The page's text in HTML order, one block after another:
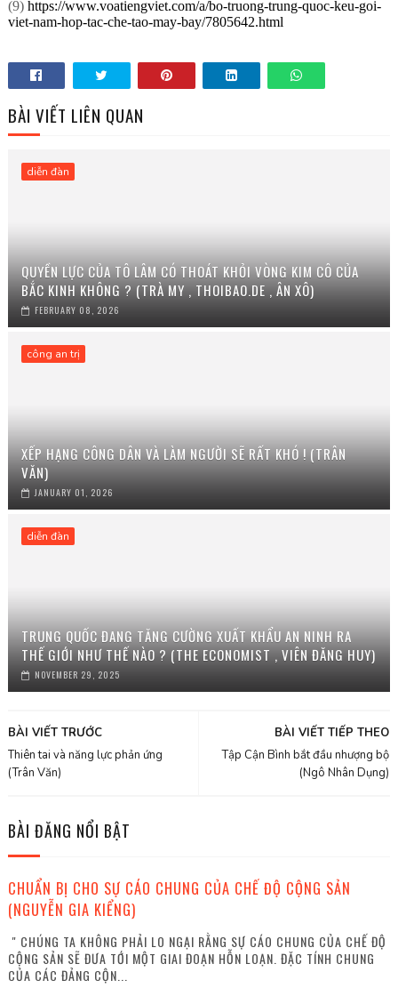
(9) https://www.voatiengviet.com/a/bo-truong-trung-quoc-keu-goi-
viet-nam-hop-tac-che-tao-may-bay/7805642.html
BÀI VIẾT LIÊN QUAN
diễn đàn
QUYỀN LỰC CỦA TÔ LÂM CÓ THOÁT KHỎI VÒNG KIM CÔ CỦA
BẮC KINH KHÔNG ? (TRÀ MY , THOIBAO.DE , ÂN XÔ)
FEBRUARY 08, 2026
công an trị
XẾP HẠNG CÔNG DÂN VÀ LÀM NGƯỜI SẼ RẤT KHÓ ! (TRÂN
VĂN)
JANUARY 01, 2026
diễn đàn
TRUNG QUỐC ĐANG TĂNG CƯỜNG XUẤT KHẨU AN NINH RA
THẾ GIỚI NHƯ THẾ NÀO ? (THE ECONOMIST , VIÊN ĐĂNG HUY)
NOVEMBER 29, 2025
BÀI VIẾT TIẾP THEO
Tập Cận Bình bắt đầu nhượng bộ
(Ngô Nhân Dụng)
BÀI VIẾT TRƯỚC
Thiên tai và năng lực phản ứng
(Trân Văn)
BÀI ĐĂNG NỔI BẬT
CHUẨN BỊ CHO SỰ CÁO CHUNG CỦA CHẾ ĐỘ CỘNG SẢN
(NGUYỄN GIA KIỂNG)
" CHÚNG TA KHÔNG PHẢI LO NGẠI RẰNG SỰ CÁO CHUNG CỦA CHẾ ĐỘ
CỘNG SẢN SẼ ĐƯA TỚI MỘT GIAI ĐOẠN HỖN LOẠN. ĐẶC TÍNH CHUNG
CỦA CÁC ĐẢNG CỘN...